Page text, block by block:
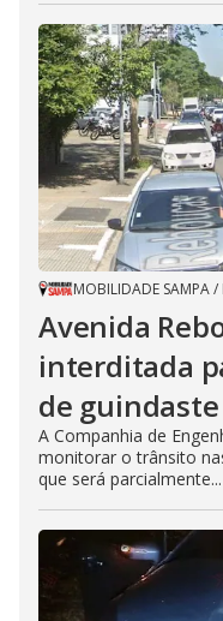
MOBILIDADE SAMPA/
Avenida
interditada
de guindaste
A Companhia de
monitorar o trânsito
que será parcialmente...